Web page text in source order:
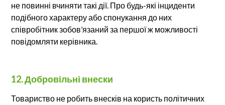
не повинні вчиняти такі дії. Про будь-які інциденти
подібного характеру або спонукання до них
співробітник зобов’язаний за першої ж можливості
повідомляти керівника.
12. Добровільні внески
Товариство не робить внесків на користь політичних